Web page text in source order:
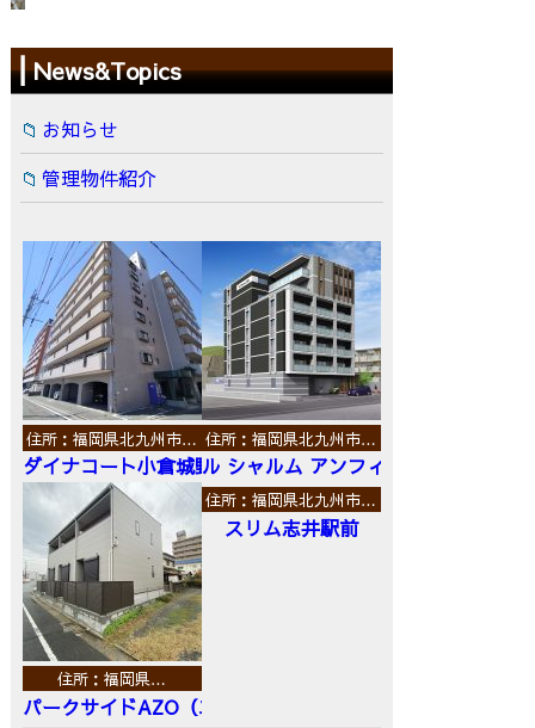
News&Topics
お知らせ
管理物件紹介
住所：福岡県北九州市…
ダイナコート小倉城野
住所：福岡県北九州市…
ル シャルム アンフィニ
住所：福岡県…
パークサイドAZO（エーゼットオー）
住所：福岡県北九州市…
スリム志井駅前